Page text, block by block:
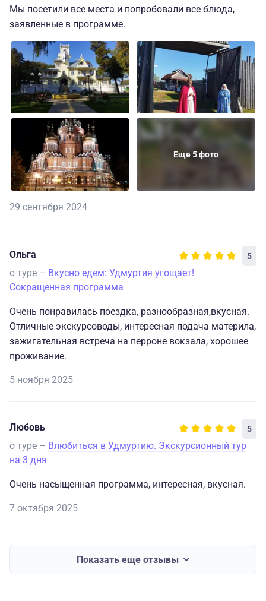
Мы посетили все места и попробовали все блюда,
заявленные в программе.
Еще 5 фото
29 сентября 2024
Ольга 5
о туре – Вкусно едем: Удмуртия угощает!
Сокращенная программа
Очень понравилась поездка, разнообразная,вкусная.
Отличные экскурсоводы, интересная подача материла,
зажигательная встреча на перроне вокзала, хорошее
проживание.
5 ноября 2025
Любовь 5
о туре – Влюбиться в Удмуртию. Экскурсионный тур
на 3 дня
Очень насыщенная программа, интересная, вкусная.
7 октября 2025
Показать еще отзывы